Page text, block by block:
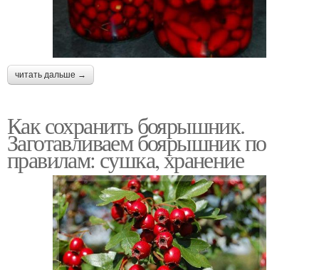
читать дальше →
Как сохранить боярышник.
Заготавливаем боярышник по
правилам: сушка, хранение